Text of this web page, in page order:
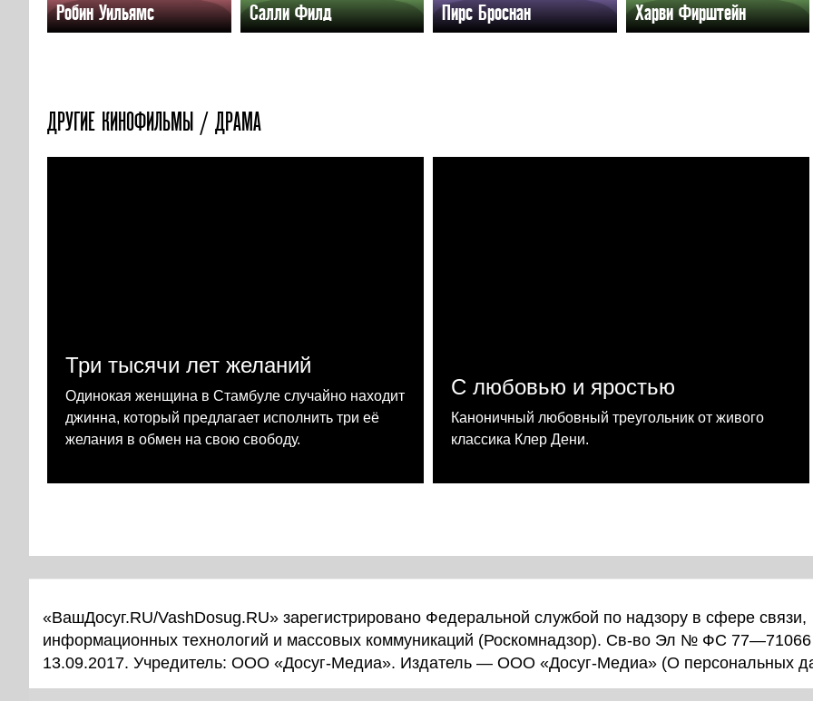
Робин Уильямс Салли Филд Пирс Броснан Харви Фирштейн
ДРУГИЕ КИНОФИЛЬМЫ / ДРАМА
Три тысячи лет желаний
Одинокая женщина в Стамбуле случайно находит
джинна, который предлагает исполнить три её
желания в обмен на свою свободу.
С любовью и яростью
Каноничный любовный треугольник от живого
классика Клер Дени.
«ВашДосуг.RU/VashDosug.RU» зарегистрировано Федеральной службой по надзору в сфере связи,
информационных технологий и массовых коммуникаций (Роскомнадзор). Св-во Эл № ФС 77—71066
13.09.2017. Учредитель: ООО «Досуг-Медиа». Издатель — ООО «Досуг-Медиа» (О персональных